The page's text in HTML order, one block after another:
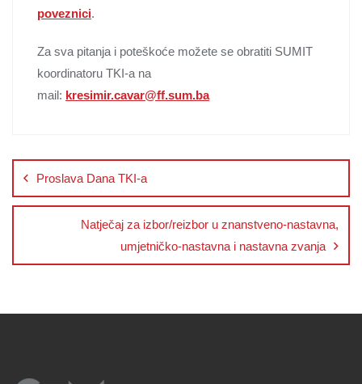
poveznici.
Za sva pitanja i poteškoće možete se obratiti SUMIT
koordinatoru TKI-a na
mail: kresimir.cavar@ff.sum.ba
Proslava Dana TKI-a
Natječaj za izbor/reizbor u znanstveno-nastavna,
umjetničko-nastavna i nastavna zvanja